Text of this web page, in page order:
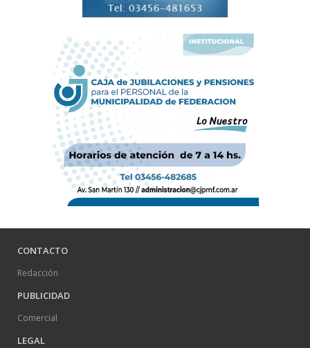
CONTACTO
Redacción
PUBLICIDAD
Comercial
LEGAL